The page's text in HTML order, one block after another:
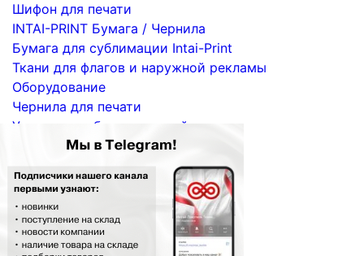
Шифон для печати
INTAI-PRINT Бумага / Чернила
Бумага для сублимации Intai-Print
Ткани для флагов и наружной рекламы
Оборудование
Чернила для печати
Услуги по сублимационной печати